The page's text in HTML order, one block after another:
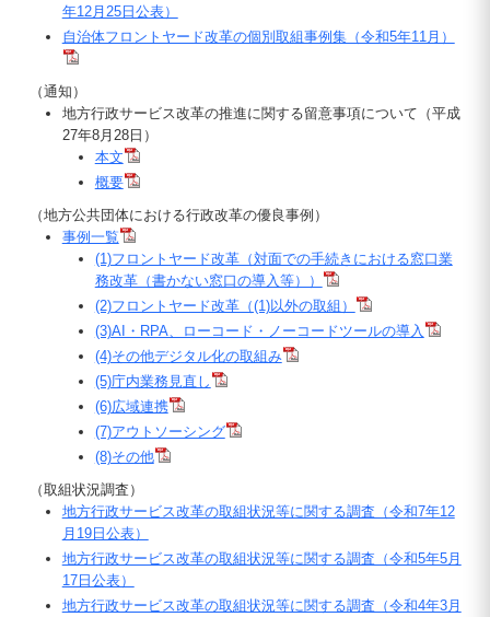
年12月25日公表）
自治体フロントヤード改革の個別取組事例集（令和5年11月）
（通知）
地方行政サービス改革の推進に関する留意事項について（平成
27年8月28日）
本文
概要
（地方公共団体における行政改革の優良事例）
事例一覧
(1)フロントヤード改革（対面での手続きにおける窓口業
務改革（書かない窓口の導入等））
(2)フロントヤード改革（(1)以外の取組）
(3)AI・RPA、ローコード・ノーコードツールの導入
(4)その他デジタル化の取組み
(5)庁内業務見直し
(6)広域連携
(7)アウトソーシング
(8)その他
（取組状況調査）
地方行政サービス改革の取組状況等に関する調査（令和7年12
月19日公表）
地方行政サービス改革の取組状況等に関する調査（令和5年5月
17日公表）
地方行政サービス改革の取組状況等に関する調査（令和4年3月